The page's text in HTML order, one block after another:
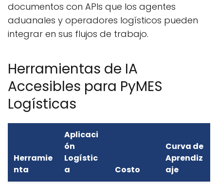
documentos con APIs que los agentes
aduanales y operadores logísticos pueden
integrar en sus flujos de trabajo.
Herramientas de IA
Accesibles para PyMES
Logísticas
Herramie
nta
Aplicaci
ón
Logístic
a
Costo
Curva de
Aprendiz
aje